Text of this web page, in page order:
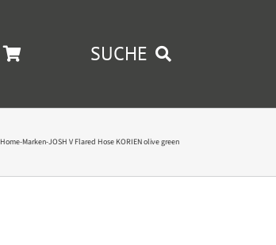
SUCHE
Home-Marken-JOSH V Flared Hose KORIEN olive green